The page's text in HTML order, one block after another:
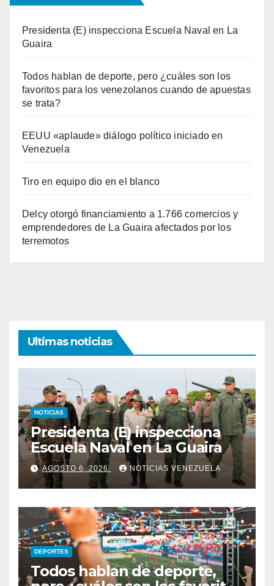
Presidenta (E) inspecciona Escuela Naval en La
Guaira
Todos hablan de deporte, pero ¿cuáles son los
favoritos para los venezolanos cuando de apuestas
se trata?
EEUU «aplaude» diálogo político iniciado en
Venezuela
Tiro en equipo dio en el blanco
Delcy otorgó financiamiento a 1.766 comercios y
emprendedores de La Guaira afectados por los
terremotos
Ultimas noticias
NOTICIAS
Presidenta (E) inspecciona
Escuela Naval en La Guaira
AGOSTO 6, 2026 NOTICIAS VENEZUELA
DEPORTES
Todos hablan de deporte,